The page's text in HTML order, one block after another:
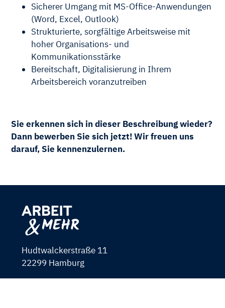
Sicherer Umgang mit MS-Office-Anwendungen
(Word, Excel, Outlook)
Strukturierte, sorgfältige Arbeitsweise mit
hoher Organisations- und
Kommunikationsstärke
Bereitschaft, Digitalisierung in Ihrem
Arbeitsbereich voranzutreiben
Sie erkennen sich in dieser Beschreibung wieder?
Dann bewerben Sie sich jetzt! Wir freuen uns
darauf, Sie kennenzulernen.
Hudtwalckerstraße 11
22299 Hamburg